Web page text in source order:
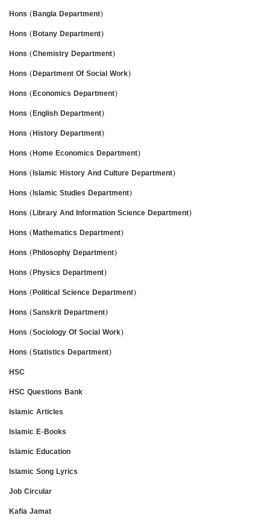
Hons (Bangla Department)
Hons (Botany Department)
Hons (Chemistry Department)
Hons (Department Of Social Work)
Hons (Economics Department)
Hons (English Department)
Hons (History Department)
Hons (Home Economics Department)
Hons (Islamic History And Culture Department)
Hons (Islamic Studies Department)
Hons (Library And Information Science Department)
Hons (Mathematics Department)
Hons (Philosophy Department)
Hons (Physics Department)
Hons (Political Science Department)
Hons (Sanskrit Department)
Hons (Sociology Of Social Work)
Hons (Statistics Department)
HSC
HSC Questions Bank
Islamic Articles
Islamic E-Books
Islamic Education
Islamic Song Lyrics
Job Circular
Kafia Jamat